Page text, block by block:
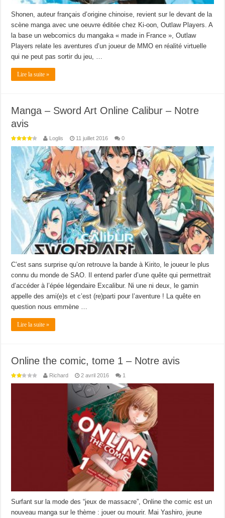
Shonen, auteur français d’origine chinoise, revient sur le devant de la
scène manga avec une oeuvre éditée chez Ki-oon, Outlaw Players. A
la base un webcomics du mangaka « made in France », Outlaw
Players relate les aventures d’un joueur de MMO en réalité virtuelle
qui ne peut pas sortir du jeu, …
Lire la suite »
Manga – Sword Art Online Calibur – Notre
avis
Loglis 11 juillet 2016 0
C’est sans surprise qu’on retrouve la bande à Kirito, le joueur le plus
connu du monde de SAO. Il entend parler d’une quête qui permettrait
d’accéder à l’épée légendaire Excalibur. Ni une ni deux, le gamin
appelle des ami(e)s et c’est (re)parti pour l’aventure ! La quête en
question nous emmène …
Lire la suite »
Online the comic, tome 1 – Notre avis
Richard 2 avril 2016 1
Surfant sur la mode des “jeux de massacre”, Online the comic est un
nouveau manga sur le thème : jouer ou mourir. Mai Yashiro, jeune